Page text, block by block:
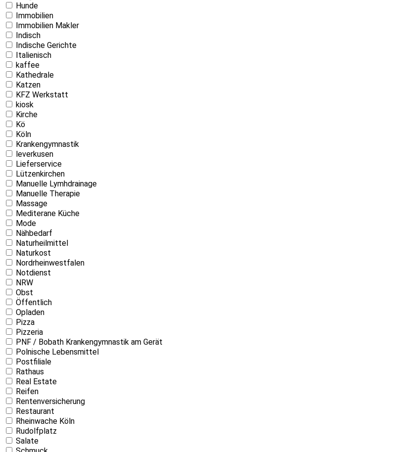
Hunde
Immobilien
Immobilien Makler
Indisch
Indische Gerichte
Italienisch
kaffee
Kathedrale
Katzen
KFZ Werkstatt
kiosk
Kirche
Kö
Köln
Krankengymnastik
leverkusen
Lieferservice
Lützenkirchen
Manuelle Lymhdrainage
Manuelle Therapie
Massage
Mediterane Küche
Mode
Nähbedarf
Naturheilmittel
Naturkost
Nordrheinwestfalen
Notdienst
NRW
Obst
Öffentlich
Opladen
Pizza
Pizzeria
PNF / Bobath Krankengymnastik am Gerät
Polnische Lebensmittel
Postfiliale
Rathaus
Real Estate
Reifen
Rentenversicherung
Restaurant
Rheinwache Köln
Rudolfplatz
Salate